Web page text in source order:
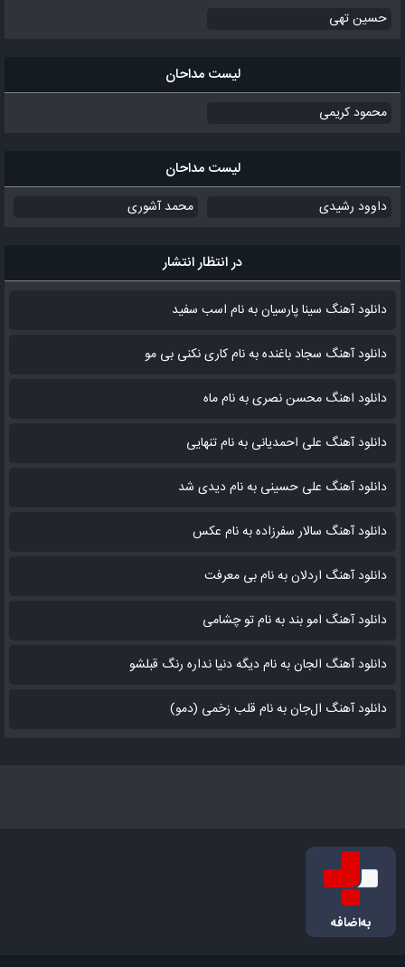
حسین تهی
لیست مداحان
محمود کریمی
لیست مداحان
داوود رشیدی محمد آشوری
در انتظار انتشار
دانلود آهنگ سینا پارسیان به نام اسب سفید
دانلود آهنگ سجاد باغنده به نام کاری نکنی بی مو
دانلود اهنگ محسن نصری به نام‌ ماه
دانلود آهنگ علی احمدیانی به نام تنهایی
دانلود آهنگ علی حسینی به نام دیدی شد
دانلود آهنگ سالار سفرزاده به نام عکس
دانلود آهنگ اردلان به نام بی معرفت
دانلود آهنگ امو بند به نام تو چشامی
دانلود آهنگ الجان به نام دیگه دنیا نداره رنگ قبلشو
دانلود آهنگ ال‌جان به نام قلب زخمی (دمو)
به‌اضافه